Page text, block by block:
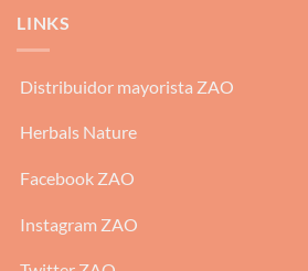
LINKS
Distribuidor mayorista ZAO
Herbals Nature
Facebook ZAO
Instagram ZAO